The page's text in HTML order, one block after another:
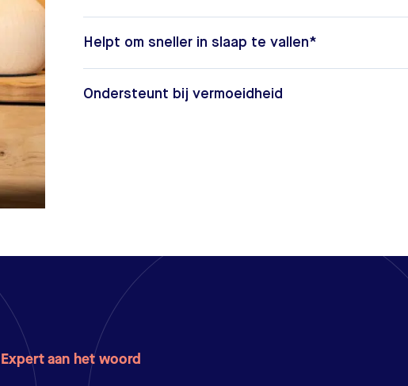
Helpt om sneller in slaap te vallen*
Ondersteunt bij vermoeidheid
Expert aan het woord